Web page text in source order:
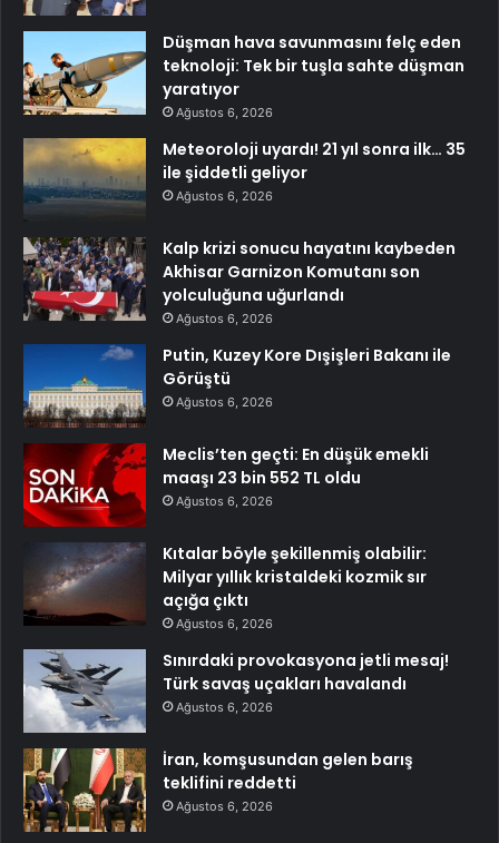
Düşman hava savunmasını felç eden
teknoloji: Tek bir tuşla sahte düşman
yaratıyor
Ağustos 6, 2026
Meteoroloji uyardı! 21 yıl sonra ilk… 35
ile şiddetli geliyor
Ağustos 6, 2026
Kalp krizi sonucu hayatını kaybeden
Akhisar Garnizon Komutanı son
yolculuğuna uğurlandı
Ağustos 6, 2026
Putin, Kuzey Kore Dışişleri Bakanı ile
Görüştü
Ağustos 6, 2026
Meclis’ten geçti: En düşük emekli
maaşı 23 bin 552 TL oldu
Ağustos 6, 2026
Kıtalar böyle şekillenmiş olabilir:
Milyar yıllık kristaldeki kozmik sır
açığa çıktı
Ağustos 6, 2026
Sınırdaki provokasyona jetli mesaj!
Türk savaş uçakları havalandı
Ağustos 6, 2026
İran, komşusundan gelen barış
teklifini reddetti
Ağustos 6, 2026